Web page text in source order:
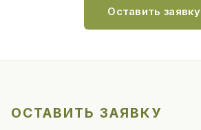
Оставить заявку
ОСТАВИТЬ ЗАЯВКУ